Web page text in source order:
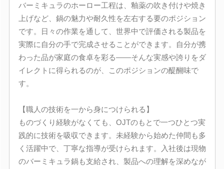
バーミキュラのホーロー工程は、釉薬の吹き付けや焼き
上げなど、鍋の魅力や耐久性を左右する要のポジション
です。日々の作業を通して、世界中で評価される製品を
実際に自分の手で完成させることができます。自分が携
わった品が家庭の食卓を彩る――そんな実感や誇りをダ
イレクトに得られるのが、このポジションの醍醐味で
す。
【職人の技術を一から身につけられる】
ものづくり経験がなくても、OJTのもとで一つひとつ実
践的に技術を吸収できます。未経験から始めた仲間も多
く活躍中で、丁寧な指導が受けられます。入社後は現物
のバーミキュラ鍋も支給され、製品への理解を深めなが